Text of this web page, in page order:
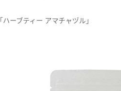
「ハーブティー アマチャヅル」